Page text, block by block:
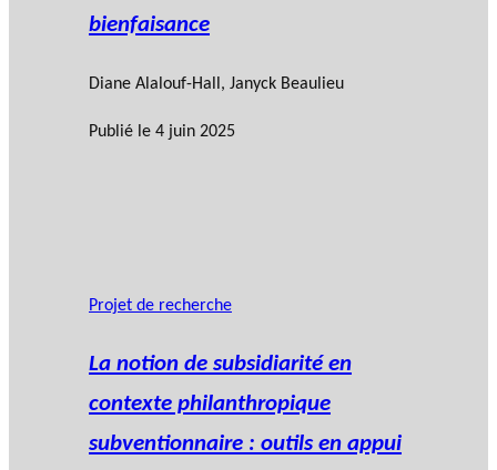
bienfaisance
Diane Alalouf-Hall , Janyck Beaulieu
Publié le 4 juin 2025
Projet de recherche
La notion de subsidiarité en
contexte philanthropique
subventionnaire : outils en appui